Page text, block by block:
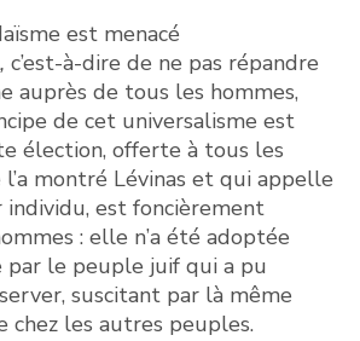
est menacé
c’est-à-dire de ne pas répandre
auprès de tous les hommes,
de cet universalisme est
élection, offerte à tous les
montré Lévinas et qui appelle
individu, est foncièrement
: elle n’a été adoptée
le peuple juif qui a pu
suscitant par là même
chez les autres peuples.